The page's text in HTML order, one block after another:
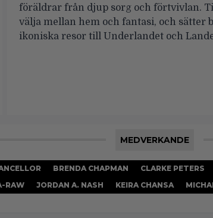
föräldrar från djup sorg och förtvivlan.
välja mellan hem och fantasi, och sätter
ikoniska resor till Underlandet och
MEDVERKANDE
BRENDA CHAPMAN CLARKE PETERS
RAW JORDAN A. NASH KEIRA CHANSA